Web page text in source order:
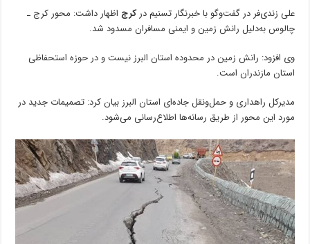
علی زندی‌فر در گفت‌وگو با خبرنگار تسنیم درکرج اظهار داشت: محور کرج ـ
چالوس به‌دلیل رانش زمین و ایمنی مسافران مسدود شد.
وی افزود: رانش زمین در محدوده استان البرز نیست و در حوزه استحفاظی
استان مازندران است.
مدیرکل راهداری و حمل‌ونقل جاده‌ای استان البرز بیان کرد: تصمیمات جدید در
مورد این محور از طریق رسانه‌ها اطلاع‌رسانی می‌شود.